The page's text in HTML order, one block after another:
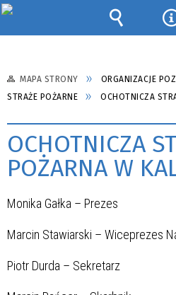
MAPA STRONY ORGANIZACJE
STRAŻE POŻARNE
OCHOTNICZA
OCHOTNICZA
POŻARNA W
Monika Gałka – Prezes
Marcin Stawiarski – Wiceprezes
Piotr Durda – Sekretarz